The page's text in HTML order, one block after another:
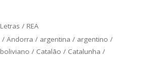
Letras / REA
/Andorra / argentina / argentino /
boliviano / Catalão / Catalunha /